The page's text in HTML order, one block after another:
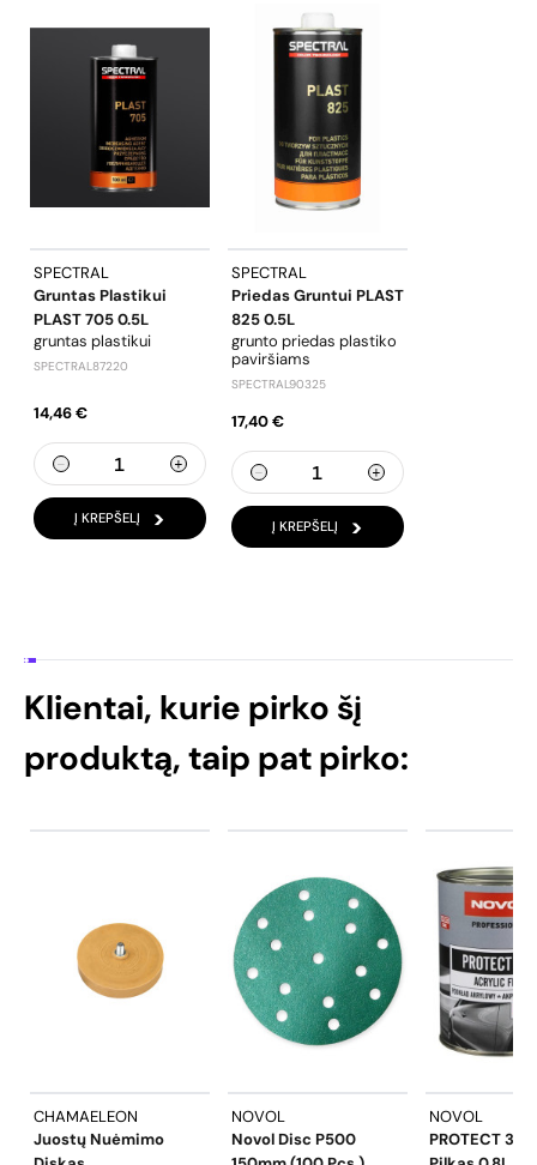
SPECTRAL
Gruntas Plastikui
PLAST 705 0.5L
gruntas plastikui
SPECTRAL87220
14,46 €
Į KREPŠELĮ
SPECTRAL
Priedas Gruntui PLAST
825 0.5L
grunto priedas plastiko
paviršiams
SPECTRAL90325
17,40 €
Į KREPŠELĮ
Klientai, kurie pirko šį
produktą, taip pat pirko:
CHAMAELEON
Juostų Nuėmimo
NOVOL
Novol Disc P500
NOVOL
PROTECT 390